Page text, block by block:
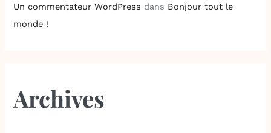
Un commentateur WordPress dans Bonjour tout le
monde !
Archives